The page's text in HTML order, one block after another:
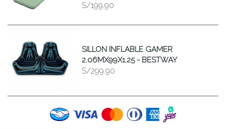
S/199.90
SILLON INFLABLE GAMER
2.06MX99X1.25 - BESTWAY
S/299.90